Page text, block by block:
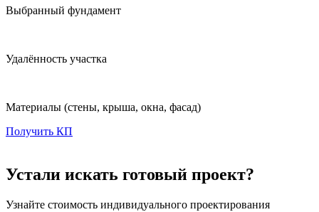
Выбранный фундамент
Удалённость участка
Материалы (стены, крыша, окна, фасад)
Получить КП
Устали искать готовый проект?
Узнайте стоимость индивидуального проектирования